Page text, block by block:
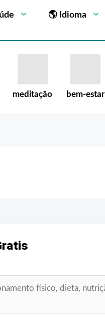
🌎 Idioma
meditação bem-estar